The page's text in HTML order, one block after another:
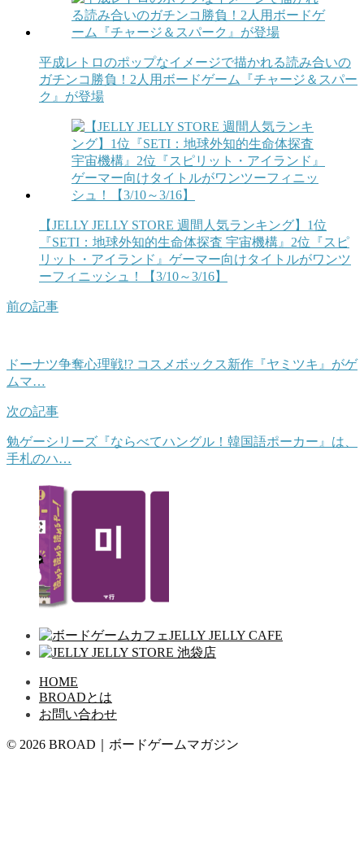
平成レトロのポップなイメージで描かれる読み合いの
ガチンコ勝負！2人用ボードゲーム『チャージ＆スパー
ク』が登場
【JELLY JELLY STORE 週間人気ランキング】1位
『SETI：地球外知的生命体探査 宇宙機構』2位『スピ
リット・アイランド』ゲーマー向けタイトルがワンツ
ーフィニッシュ！【3/10～3/16】
前の記事
ドーナツ争奪心理戦!? コスメボックス新作『ヤミツキ』がゲ
ムマ…
次の記事
勉ゲーシリーズ『ならべてハングル！韓国語ポーカー』は、
手札のハ…
HOME
BROADとは
お問い合わせ
© 2026 BROAD｜ボードゲームマガジン